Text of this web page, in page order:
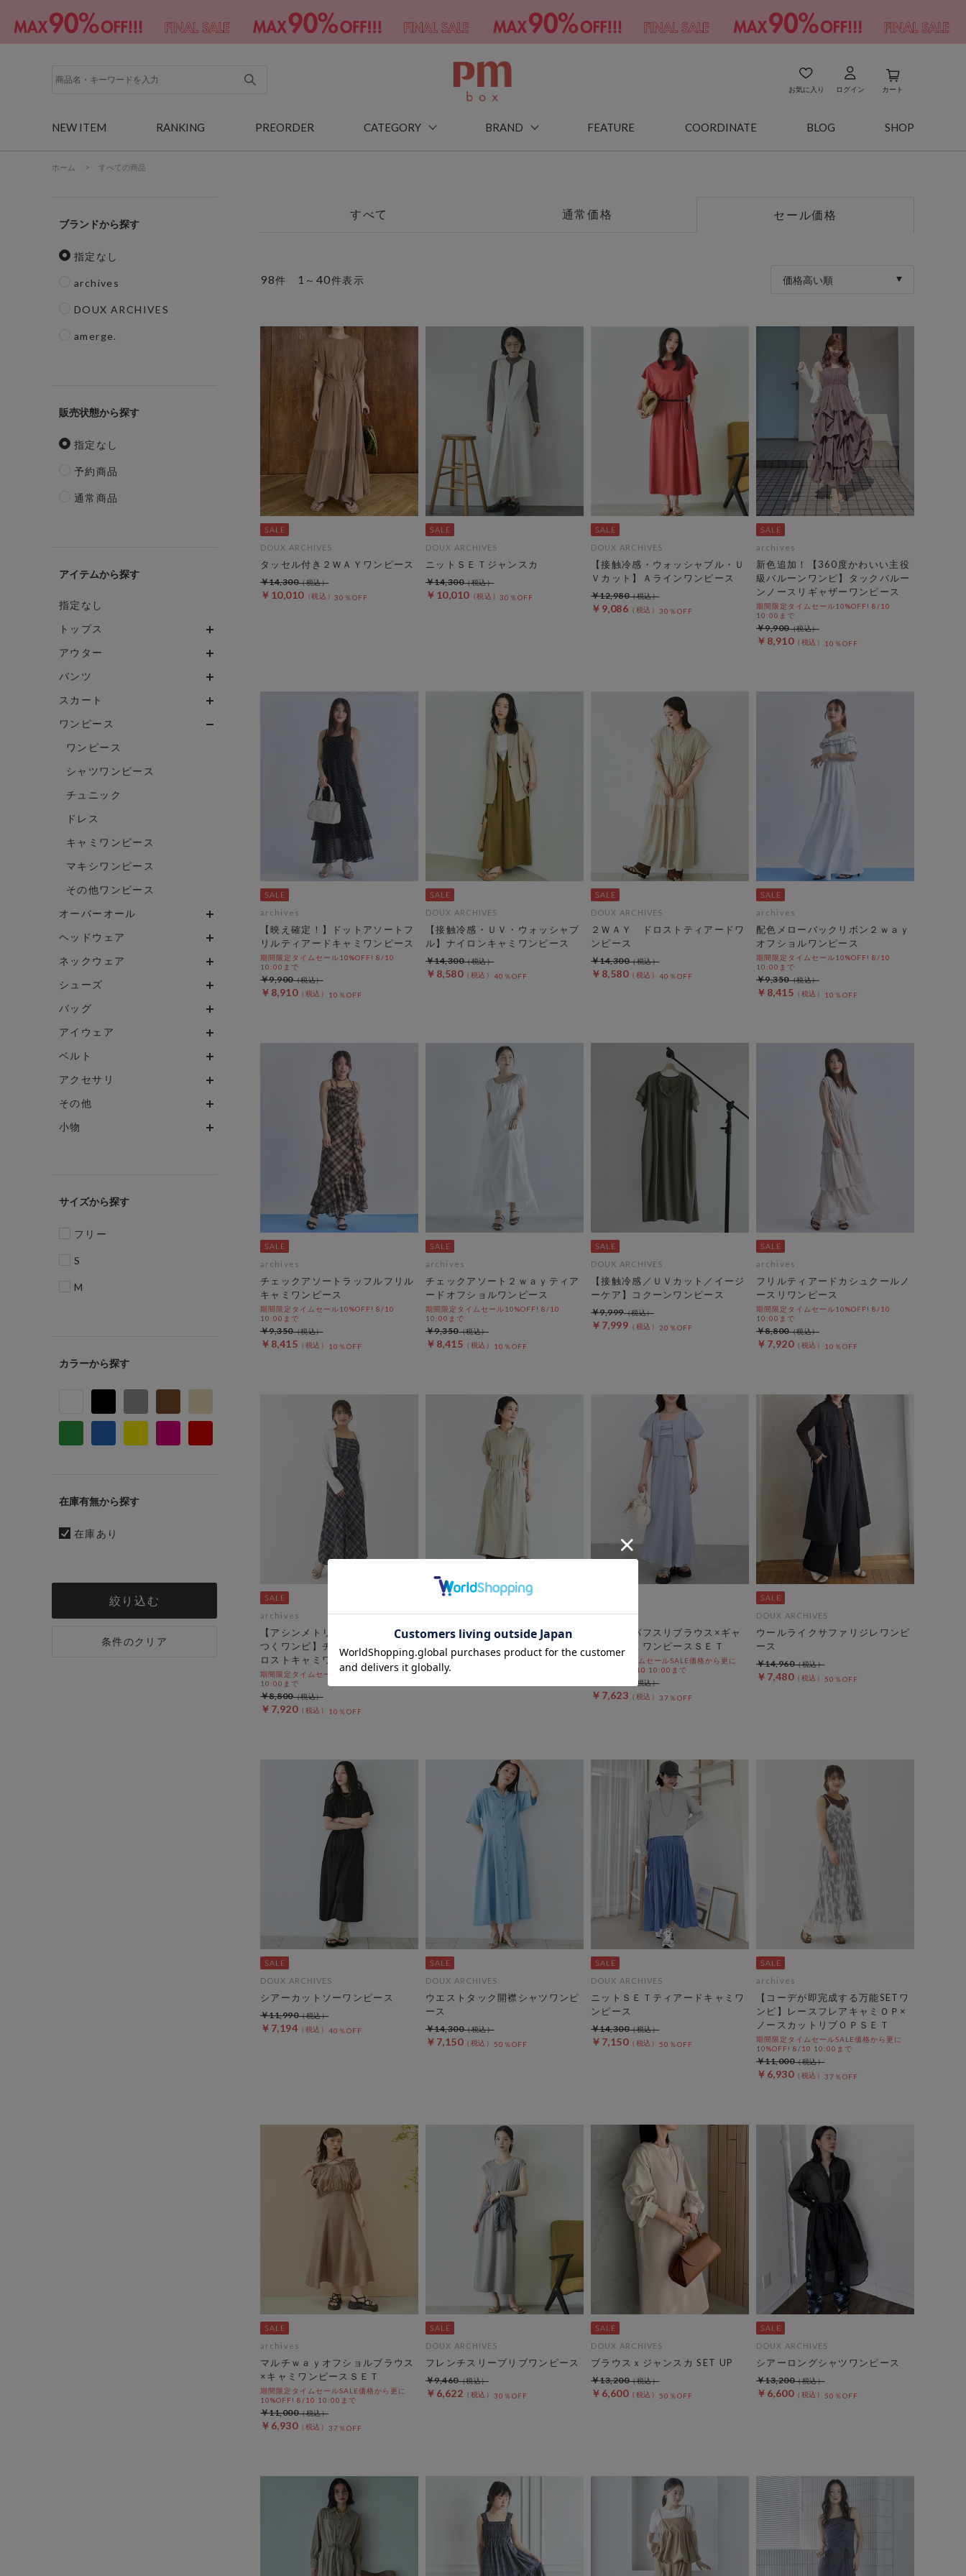
お気に入り ログイン カート
NEW ITEM RANKING PREORDER CATEGORY BRAND FEATURE COORDINATE BLOG SHOP
ホーム > すべての商品
ブランド
指定なし
archives
DOUX ARCHIVES
amerge.
販売状態
指定なし
予約商品
通常商品
アイテム
指定なし
トップス
アウター
パンツ
スカート
ワンピース
ワンピース
シャツワンピース
チュニック
ドレス
キャミワンピース
マキシワンピース
その他ワンピース
オーバーオール
ヘッドウェア
ネックウェア
シューズ
バッグ
アイウェア
ベルト
アクセサリ
その他
小物
サイズ
フリー
S
M
カラー
在庫有無
在庫あり
絞り込む
条件のクリア
すべて 通常価格 セール価格
98件 1 ～ 40件表示 価格高い順
DOUX ARCHIVES
タッセル付き２ＷＡＹワンピース
￥10,010 30％OFF
￥14,300
DOUX ARCHIVES
ニットＳＥＴジャンスカ
￥10,010 30％OFF
￥14,300
DOUX ARCHIVES
【接触冷感・ウォッシャブル・Ｕ
Ｖカット】Ａラインワンピース
￥9,086 30％OFF
￥12,980
archives
新色追加！【360度かわいい主役
級バルーンワンピ】タックバルー
ンノースリギャザーワンピース
期間限定タイムセール10%OFF! 8/10
10:00まで
￥8,910 10％OFF
￥9,900
archives
【映え確定！】ドットアソートフ
リルティアードキャミワンピース
期間限定タイムセール10%OFF! 8/10
10:00まで
￥8,910 10％OFF
￥9,900
DOUX ARCHIVES
【接触冷感・ＵＶ・ウォッシャブ
ル】ナイロンキャミワンピース
￥8,580 40％OFF
￥14,300
DOUX ARCHIVES
２ＷＡＹ ドロストティアードワ
ンピース
￥8,580 40％OFF
￥14,300
archives
配色メローバックリボン２ｗａｙ
オフショルワンピース
期間限定タイムセール10%OFF! 8/10
10:00まで
￥8,415 10％OFF
￥9,350
archives
チェックアソートラッフルフリル
キャミワンピース
期間限定タイムセール10%OFF! 8/10
10:00まで
￥8,415 10％OFF
￥9,350
archives
チェックアソート２ｗａｙティア
ードオフショルワンピース
期間限定タイムセール10%OFF! 8/10
10:00まで
￥8,415 10％OFF
￥9,350
DOUX ARCHIVES
【接触冷感／ＵＶカット／イージ
ーケア】コクーンワンピース
￥7,999 20％OFF
￥9,999
archives
フリルティアードカシュクールノ
ースリワンピース
期間限定タイムセール10%OFF! 8/10
10:00まで
￥7,920 10％OFF
￥8,800
archives
【アシンメトリーデザインで差が
つくワンピ】チェックシフォンド
ロストキャミワンピース
期間限定タイムセール10%OFF! 8/10
10:00まで
￥7,920 10％OFF
￥8,800
DOUX ARCHIVES
ウォッシャブルリネンライクバン
ドカラーシャツワンピーズ
￥7,920
￥13,200
archives
２ｗａｙパフスリブラウス×ギャ
ザーキャミワンピースＳＥＴ
期間限定タイムセールSALE価格から更に
10%OFF! 8/10 10:00まで
￥7,623 37％OFF
DOUX ARCHIVES
ウールライクサファリジレワンピ
ース
￥7,480 50％OFF
￥14,960
DOUX ARCHIVES
シアーカットソーワンピース
￥7,194 40％OFF
￥11,990
DOUX ARCHIVES
ウエストタック開襟シャツワンピ
ース
￥7,150 50％OFF
￥14,300
DOUX ARCHIVES
ニットＳＥＴティアードキャミワ
ンピース
￥7,150 50％OFF
￥14,300
archives
【コーデが即完成する万能SETワ
ンピ】レースフレアキャミＯＰ×
ノースカットリブＯＰＳＥＴ
期間限定タイムセールSALE価格から更に
10%OFF! 8/10 10:00まで
￥6,930 37％OFF
￥11,000
archives
マルチｗａｙオフショルブラウス
×キャミワンピースＳＥＴ
期間限定タイムセールSALE価格から更に
10%OFF! 8/10 10:00まで
￥6,930 37％OFF
￥11,000
DOUX ARCHIVES
フレンチスリーブリブワンピース
￥6,622 30％OFF
￥9,460
DOUX ARCHIVES
ブラウスｘジャンスカ SET UP
￥6,600 50％OFF
￥13,200
DOUX ARCHIVES
シアーロングシャツワンピース
￥6,600 50％OFF
￥13,200